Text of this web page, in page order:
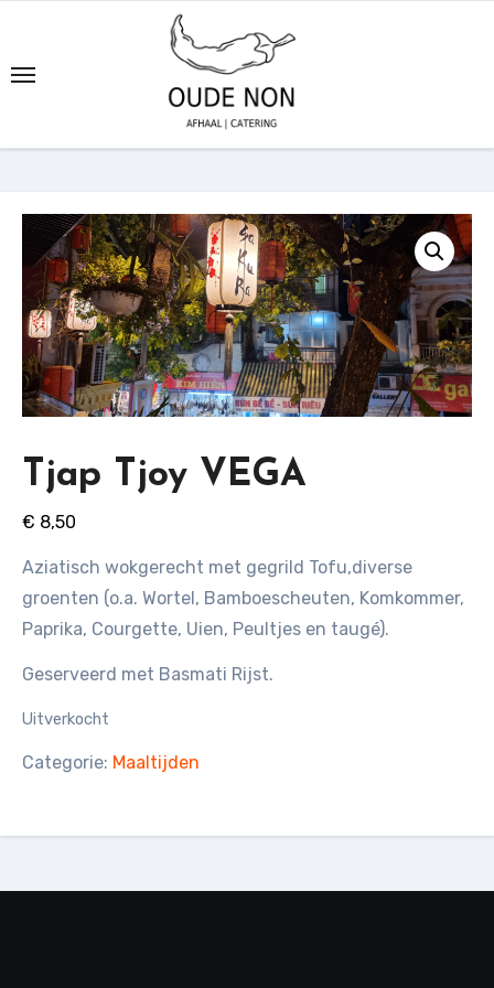
de
Tjap Tjoy VEGA
€ 8,50
Aziatisch wokgerecht met gegrild Tofu,diverse
groenten (o.a. Wortel, Bamboescheuten, Komkommer,
Paprika, Courgette, Uien, Peultjes en taugé).
Geserveerd met Basmati Rijst.
Uitverkocht
Categorie: Maaltijden